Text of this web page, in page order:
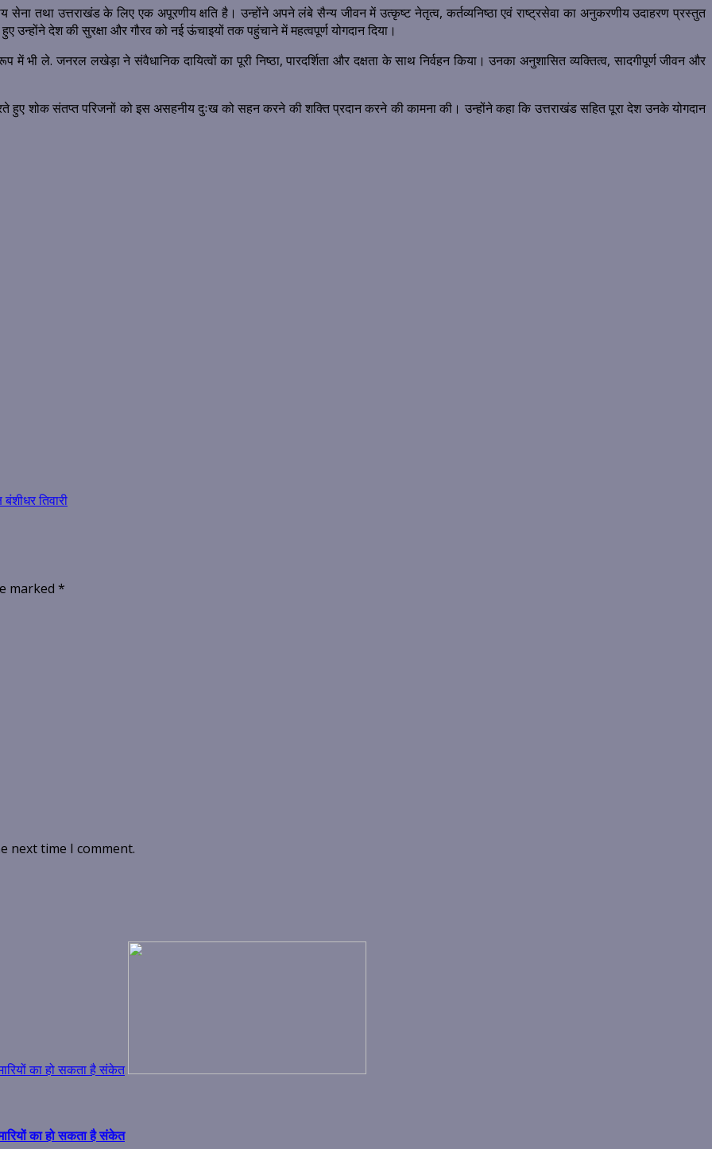
तथा उत्तराखंड के लिए एक अपूरणीय क्षति है। उन्होंने अपने लंबे सैन्य जीवन में उत्कृष्ट नेतृत्व, कर्तव्यनिष्ठा एवं राष्ट्रसेवा का अनुकरणीय उदाहरण प्रस्तुत
उन्होंने देश की सुरक्षा और गौरव को नई ऊंचाइयों तक पहुंचाने में महत्वपूर्ण योगदान दिया।
भी ले. जनरल लखेड़ा ने संवैधानिक दायित्वों का पूरी निष्ठा, पारदर्शिता और दक्षता के साथ निर्वहन किया। उनका अनुशासित व्यक्तित्व, सादगीपूर्ण जीवन और
हुए शोक संतप्त परिजनों को इस असहनीय दुःख को सहन करने की शक्ति प्रदान करने की कामना की। उन्होंने कहा कि उत्तराखंड सहित पूरा देश उनके योगदान
तिवारी
marked *
next time I comment.
का हो सकता है संकेत
का हो सकता है संकेत